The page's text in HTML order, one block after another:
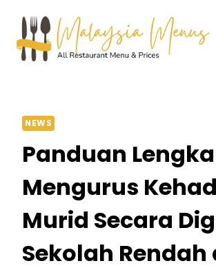
content
NEWS
Panduan
Mengurus
Murid Secara
Sekolah Rendah